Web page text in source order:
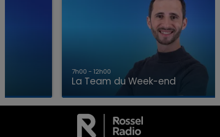
DU WEEK-END
La Team du Week-end